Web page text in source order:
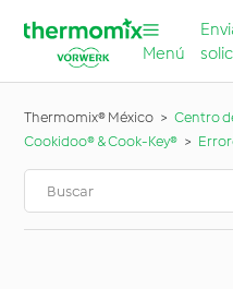
Menú
Thermomix® México
Centro
Cookidoo® & Cook-Key®